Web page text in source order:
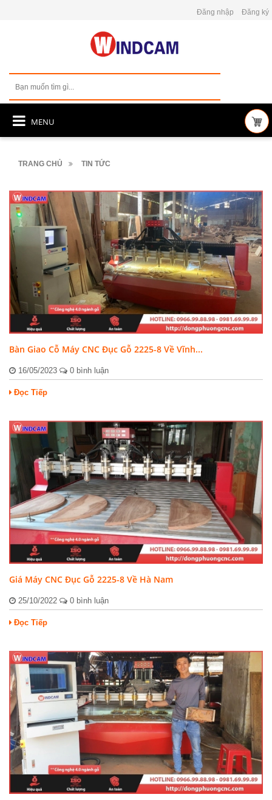
Đăng nhập Đăng ký
MENU
TRANG CHỦ TIN TỨC
Bàn Giao Cỗ Máy CNC Đục Gỗ 2225-8 Về Vĩnh...
16/05/2023 0 bình luận
Đọc Tiếp
Giá Máy CNC Đục Gỗ 2225-8 Về Hà Nam
25/10/2022 0 bình luận
Đọc Tiếp